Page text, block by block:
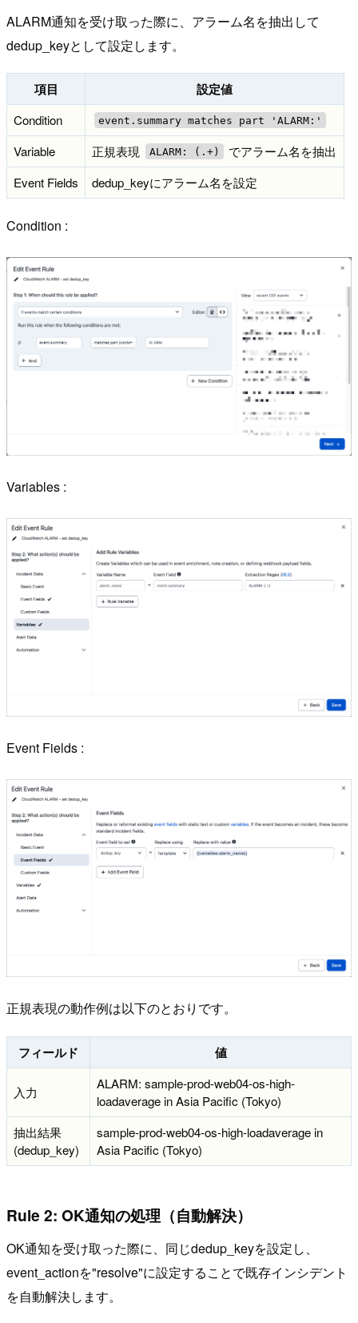
ALARM通知を受け取った際に、アラーム名を抽出して
dedup_keyとして設定します。
項目 設定値
Condition event.summary matches part 'ALARM:'
Variable 正規表現 ALARM: (.+)
でアラーム名を抽出
Event Fields
dedup_keyにアラーム名を設定
Condition :
Variables :
Event Fields :
正規表現の動作例は以下のとおりです。
フィールド 値
入力
ALARM: sample-prod-web04-os-high-
loadaverage in Asia Pacific (Tokyo)
抽出結果
(dedup_key)
sample-prod-web04-os-high-loadaverage in
Asia Pacific (Tokyo)
Rule 2: OK通知の処理（自動解決）
OK通知を受け取った際に、同じdedup_keyを設定し、
event_actionを"resolve"に設定することで既存インシデント
を自動解決します。